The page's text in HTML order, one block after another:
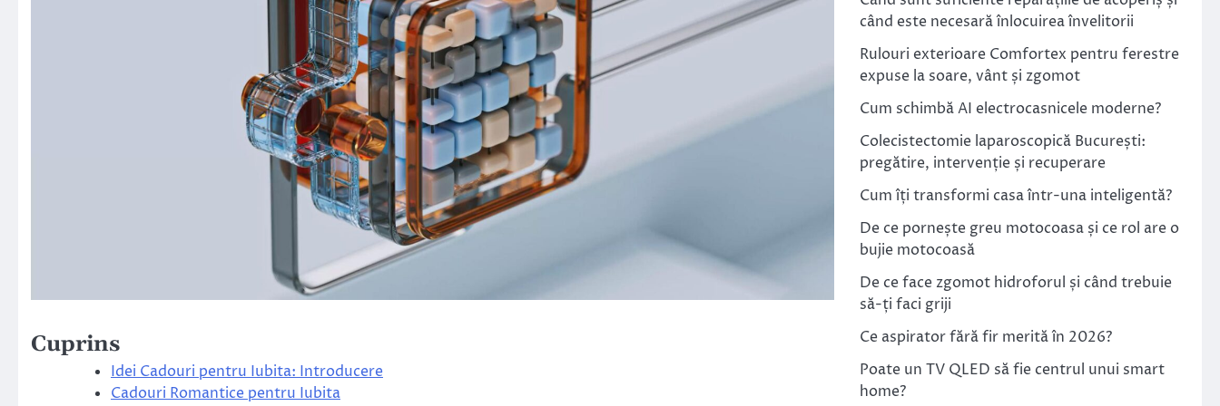
Cuprins
Idei Cadouri pentru Iubita: Introducere
Cadouri Romantice pentru Iubita
când este necesară înlocuirea învelitorii
Rulouri exterioare Comfortex pentru ferestre
expuse la soare, vânt și zgomot
Cum schimbă AI electrocasnicele moderne?
Colecistectomie laparoscopică București:
pregătire, intervenție și recuperare
Cum îți transformi casa într-una inteligentă?
De ce pornește greu motocoasa și ce rol are o
bujie motocoasă
De ce face zgomot hidroforul și când trebuie
să-ți faci griji
Ce aspirator fără fir merită în 2026?
Poate un TV QLED să fie centrul unui smart
home?